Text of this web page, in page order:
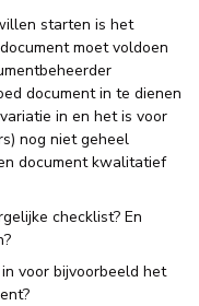
starten is het
moet voldoen
document in te dienen
in en het is voor
nog niet geheel
document kwalitatief
checklist? En
voor bijvoorbeeld het